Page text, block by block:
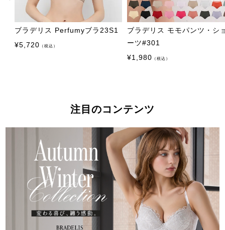
ブラデリス Perfumyブラ23S1
¥5,720 （税込）
ブラデリス モモパンツ・シ
ーツ#301
¥1,980 （税込）
注目のコンテンツ